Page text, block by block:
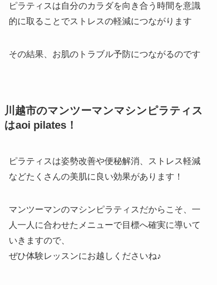
ピラティスは自分のカラダを向き合う時間を意識
的に取ることでストレスの軽減につながります
その結果、お肌のトラブル予防につながるのです
川越市のマンツーマンマシンピラティス
はaoi pilates！
ピラティスは姿勢改善や便秘解消、ストレス軽減
などたくさんの美肌に良い効果があります！
マンツーマンのマシンピラティスだからこそ、一
人一人に合わせたメニューで目標へ確実に導いて
いきますので、
ぜひ体験レッスンにお越しくださいね♪